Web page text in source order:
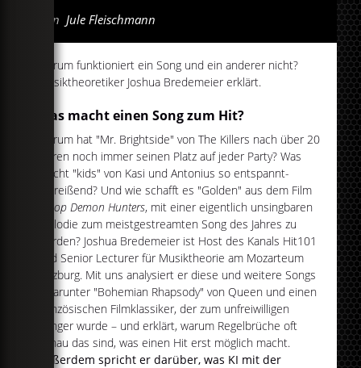
Von Jule Fleischmann
Warum funktioniert ein Song und ein anderer nicht?
Musiktheoretiker Joshua Bredemeier erklärt.
Was macht einen Song zum Hit?
Warum hat "Mr. Brightside" von The Killers nach über 20
Jahren noch immer seinen Platz auf jeder Party? Was
macht "kids" von Kasi und Antonius so entspannt-
mitreißend? Und wie schafft es "Golden" aus dem Film
K-Pop Demon Hunters, mit einer eigentlich unsingbaren
Melodie zum meistgestreamten Song des Jahres zu
werden? Joshua Bredemeier ist Host des Kanals Hit101
und Senior Lecturer für Musiktheorie am Mozarteum
Salzburg. Mit uns analysiert er diese und weitere Songs
– darunter "Bohemian Rhapsody" von Queen und einen
französischen Filmklassiker, der zum unfreiwilligen
Banger wurde – und erklärt, warum Regelbrüche oft
genau das sind, was einen Hit erst möglich macht.
Außerdem spricht er darüber, was KI mit der